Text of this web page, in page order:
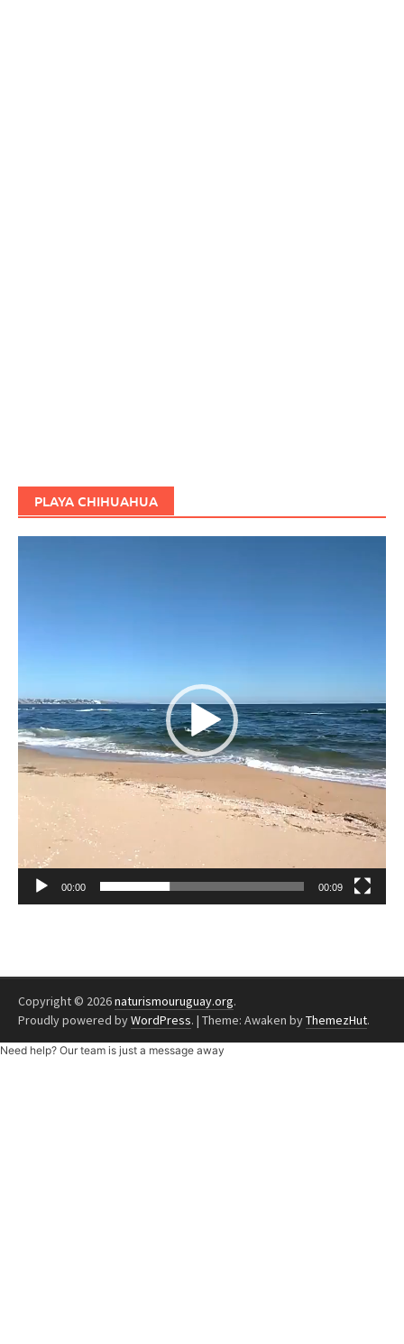
PLAYA CHIHUAHUA
00:00 00:09
Copyright © 2026naturismouruguay.org.
Proudly powered byWordPress. | Theme: Awaken byThemezHut.
Need help? Our team is just a message away